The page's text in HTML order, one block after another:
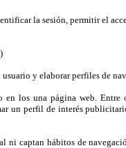
la sesión, permitir el
y elaborar perfiles de
los una página web.
perfil de interés
ni captan hábitos de